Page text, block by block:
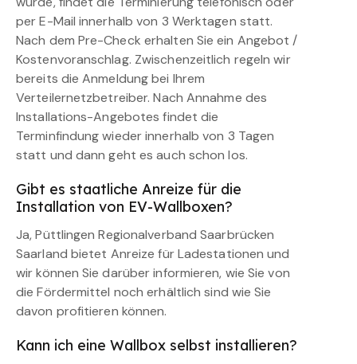
per E-Mail innerhalb von 3 Werktagen statt.
Nach dem Pre-Check erhalten Sie ein Angebot /
Kostenvoranschlag. Zwischenzeitlich regeln wir
bereits die Anmeldung bei Ihrem
Verteilernetzbetreiber. Nach Annahme des
Installations-Angebotes findet die
Terminfindung wieder innerhalb von 3 Tagen
statt und dann geht es auch schon los.
Gibt es staatliche Anreize für die
Installation von EV-Wallboxen?
Ja, Püttlingen Regionalverband Saarbrücken
Saarland bietet Anreize für Ladestationen und
wir können Sie darüber informieren, wie Sie von
die Fördermittel noch erhältlich sind wie Sie
davon profitieren können.
Kann ich eine Wallbox selbst installieren?